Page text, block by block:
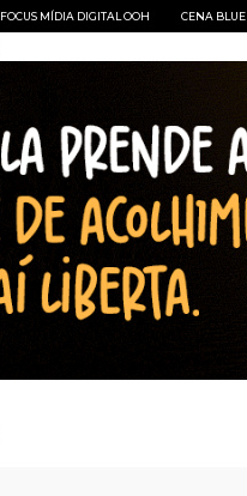
FOCUS MÍDIA DIGITAL OOH CENA BLUE